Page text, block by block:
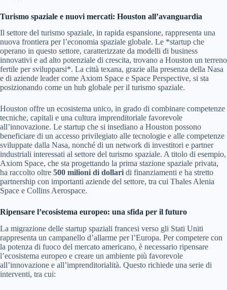
Turismo spaziale e nuovi mercati: Houston all’avanguardia
Il settore del turismo spaziale, in rapida espansione, rappresenta una
nuova frontiera per l’economia spaziale globale. Le *startup che
operano in questo settore, caratterizzate da modelli di business
innovativi e ad alto potenziale di crescita, trovano a Houston un terreno
fertile per svilupparsi*. La città texana, grazie alla presenza della Nasa
e di aziende leader come Axiom Space e Space Perspective, si sta
posizionando come un hub globale per il turismo spaziale.
Houston offre un ecosistema unico, in grado di combinare competenze
tecniche, capitali e una cultura imprenditoriale favorevole
all’innovazione. Le startup che si insediano a Houston possono
beneficiare di un accesso privilegiato alle tecnologie e alle competenze
sviluppate dalla Nasa, nonché di un network di investitori e partner
industriali interessati al settore del turismo spaziale. A titolo di esempio,
Axiom Space, che sta progettando la prima stazione spaziale privata,
ha raccolto oltre 500 milioni di dollari di finanziamenti e ha stretto
partnership con importanti aziende del settore, tra cui Thales Alenia
Space e Collins Aerospace.
Ripensare l’ecosistema europeo: una sfida per il futuro
La migrazione delle startup spaziali francesi verso gli Stati Uniti
rappresenta un campanello d’allarme per l’Europa. Per competere con
la potenza di fuoco del mercato americano, è necessario ripensare
l’ecosistema europeo e creare un ambiente più favorevole
all’innovazione e all’imprenditorialità. Questo richiede una serie di
interventi, tra cui: